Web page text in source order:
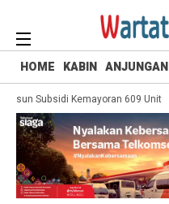
HOME KABIN ANJUNGAN
Subsidi Kemayoran 609 Unit